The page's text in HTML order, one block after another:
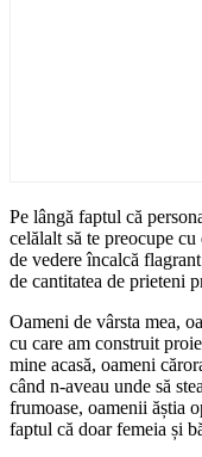
Pe lângă faptul că
celălalt să te preocupe
de vedere încalcă
de cantitatea de prieteni
Oameni de vârsta mea,
cu care am construit
mine acasă, oameni
când n-aveau unde să
frumoase, oamenii ăștia
faptul că doar femeia și